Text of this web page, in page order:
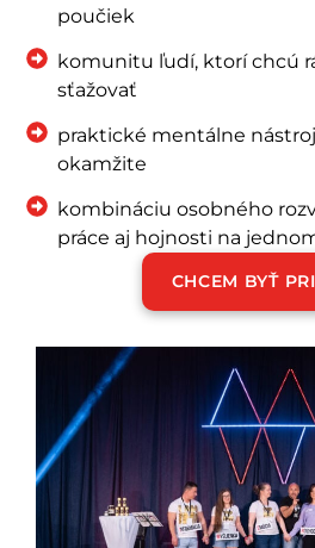
poučiek
komunitu ľudí, ktorí chcú
sťažovať
praktické mentálne
okamžite
kombináciu osobného
práce aj hojnosti na
CHCEM BYŤ